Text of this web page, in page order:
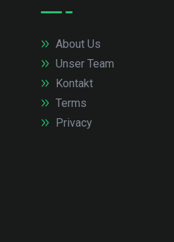
About Us
Unser Team
Kontakt
Terms
Privacy